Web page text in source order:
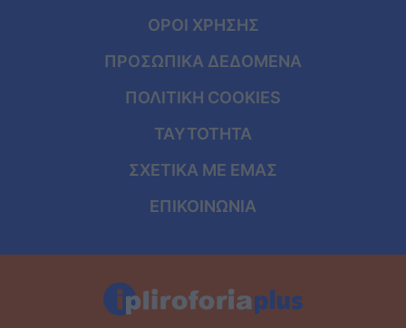
ΟΡΟΙ ΧΡΗΣΗΣ
ΠΡΟΣΩΠΙΚΑ ΔΕΔΟΜΕΝΑ
ΠΟΛΙΤΙΚΗ COOKIES
ΤΑΥΤΟΤΗΤΑ
ΣΧΕΤΙΚΑ ΜΕ ΕΜΑΣ
ΕΠΙΚΟΙΝΩΝΙΑ